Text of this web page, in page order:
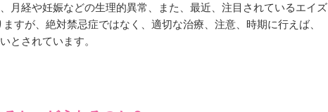
月経や妊娠などの生理的異常、また、最近、注目されているエイズ
すが、絶対禁忌症ではなく、適切な治療、注意、時期に行えば、
とされています。